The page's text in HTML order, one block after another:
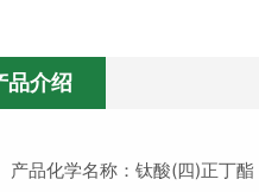
品介绍
产品化学名称：钛酸(四)正丁酯